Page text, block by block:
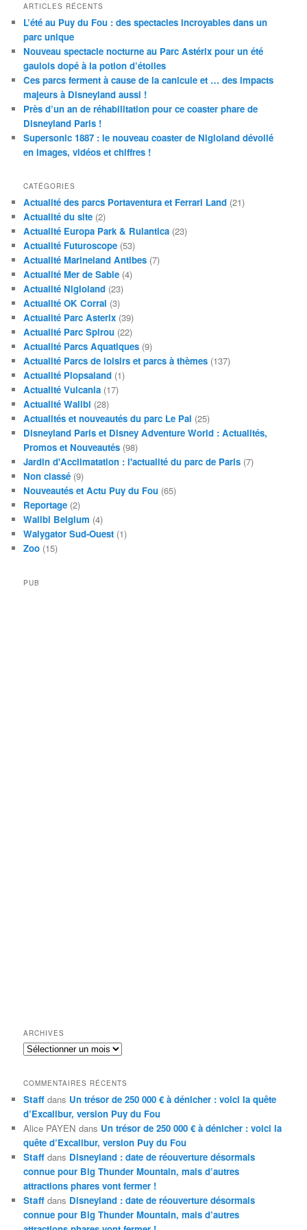
ARTICLES RÉCENTS
L’été au Puy du Fou : des spectacles incroyables dans un
parc unique
Nouveau spectacle nocturne au Parc Astérix pour un été
gaulois dopé à la potion d’étoiles
Ces parcs ferment à cause de la canicule et … des impacts
majeurs à Disneyland aussi !
Près d’un an de réhabilitation pour ce coaster phare de
Disneyland Paris !
Supersonic 1887 : le nouveau coaster de Nigloland dévoilé
en images, vidéos et chiffres !
CATÉGORIES
Actualité des parcs Portaventura et Ferrari Land (21)
Actualité du site (2)
Actualité Europa Park & Rulantica (23)
Actualité Futuroscope (53)
Actualité Marineland Antibes (7)
Actualité Mer de Sable (4)
Actualité Nigloland (23)
Actualité OK Corral (3)
Actualité Parc Asterix (39)
Actualité Parc Spirou (22)
Actualité Parcs Aquatiques (9)
Actualité Parcs de loisirs et parcs à thèmes (137)
Actualité Plopsaland (1)
Actualité Vulcania (17)
Actualité Walibi (28)
Actualités et nouveautés du parc Le Pal (25)
Disneyland Paris et Disney Adventure World : Actualités,
Promos et Nouveautés (98)
Jardin d'Acclimatation : l'actualité du parc de Paris (7)
Non classé (9)
Nouveautés et Actu Puy du Fou (65)
Reportage (2)
Walibi Belgium (4)
Walygator Sud-Ouest (1)
Zoo (15)
PUB
ARCHIVES
Archives
COMMENTAIRES RÉCENTS
Staff dans Un trésor de 250 000 € à dénicher : voici la quête
d’Excalibur, version Puy du Fou
Alice PAYEN dans Un trésor de 250 000 € à dénicher : voici la
quête d’Excalibur, version Puy du Fou
Staff dans Disneyland : date de réouverture désormais
connue pour Big Thunder Mountain, mais d’autres
attractions phares vont fermer !
Staff dans Disneyland : date de réouverture désormais
connue pour Big Thunder Mountain, mais d’autres